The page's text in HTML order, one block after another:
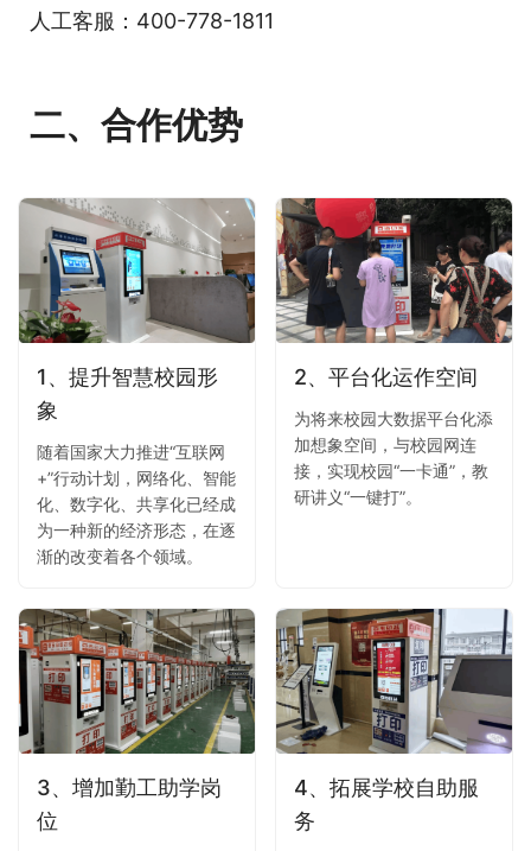
人工客服：400-778-1811
二、合作优势
1、提升智慧校园形
象
随着国家大力推进“互联网
+”行动计划，网络化、智能
化、数字化、共享化已经成
为一种新的经济形态，在逐
渐的改变着各个领域。
2、平台化运作空间
为将来校园大数据平台化添
加想象空间，与校园网连
接，实现校园“一卡通”，教
研讲义“一键打”。
3、增加勤工助学岗
位
4、拓展学校自助服
务